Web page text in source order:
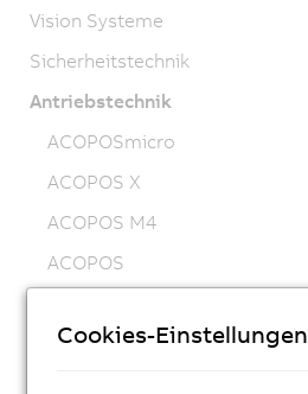
Vision Systeme
Sicherheitstechnik
Antriebstechnik
ACOPOSmicro
ACOPOS X
ACOPOS M4
ACOPOS
ACOPOSmulti
Cookies-Einstellungen